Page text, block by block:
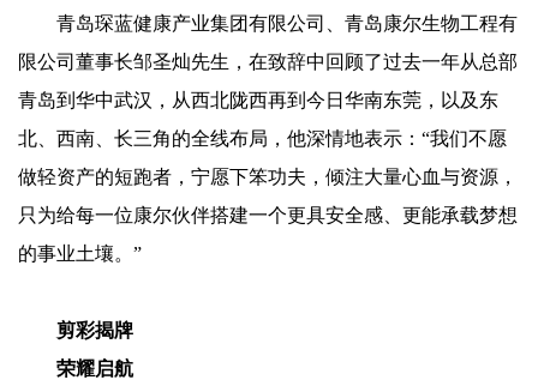
青岛琛蓝健康产业集团有限公司、青岛康尔生物工程有
限公司董事长邹圣灿先生，在致辞中回顾了过去一年从总部
青岛到华中武汉，从西北陇西再到今日华南东莞，以及东
北、西南、长三角的全线布局，他深情地表示：“我们不愿
做轻资产的短跑者，宁愿下笨功夫，倾注大量心血与资源，
只为给每一位康尔伙伴搭建一个更具安全感、更能承载梦想
的事业土壤。”
剪彩揭牌
荣耀启航